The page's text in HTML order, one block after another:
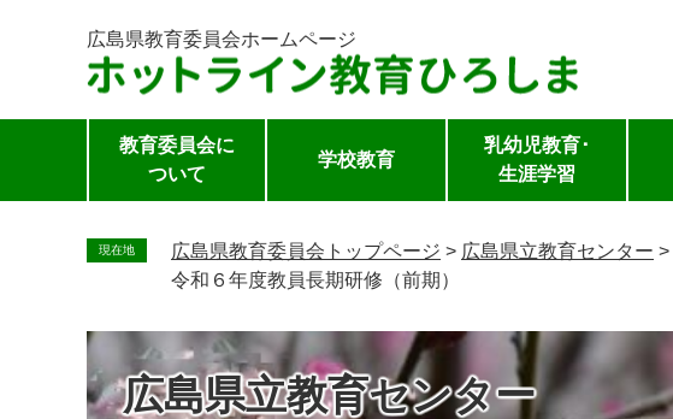
ー
し
広島県教育委員会ホームページ
教育委員会に
ついて
学校教育
乳幼児教育･
生涯学習
現在地 広島県教育委員会トップページ > 広島県立教育センター >
令和６年度教員長期研修（前期）
広島県立教育センター